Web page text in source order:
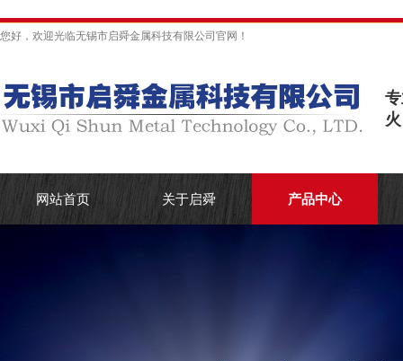
您好，欢迎光临无锡市启舜金属科技有限公司官网！
网站首页 关于启舜 产品中心